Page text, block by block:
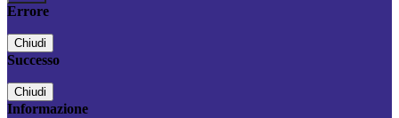
Errore
Chiudi
Successo
Chiudi
Informazione